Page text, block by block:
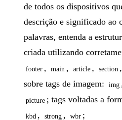
de todos os dispositivos
descrição e significado ao
palavras, entenda a
criada utilizando
footer , main , article , section ,
sobre tags de imagem:
img
picture ; tags voltadas a
kbd , strong , wbr ;